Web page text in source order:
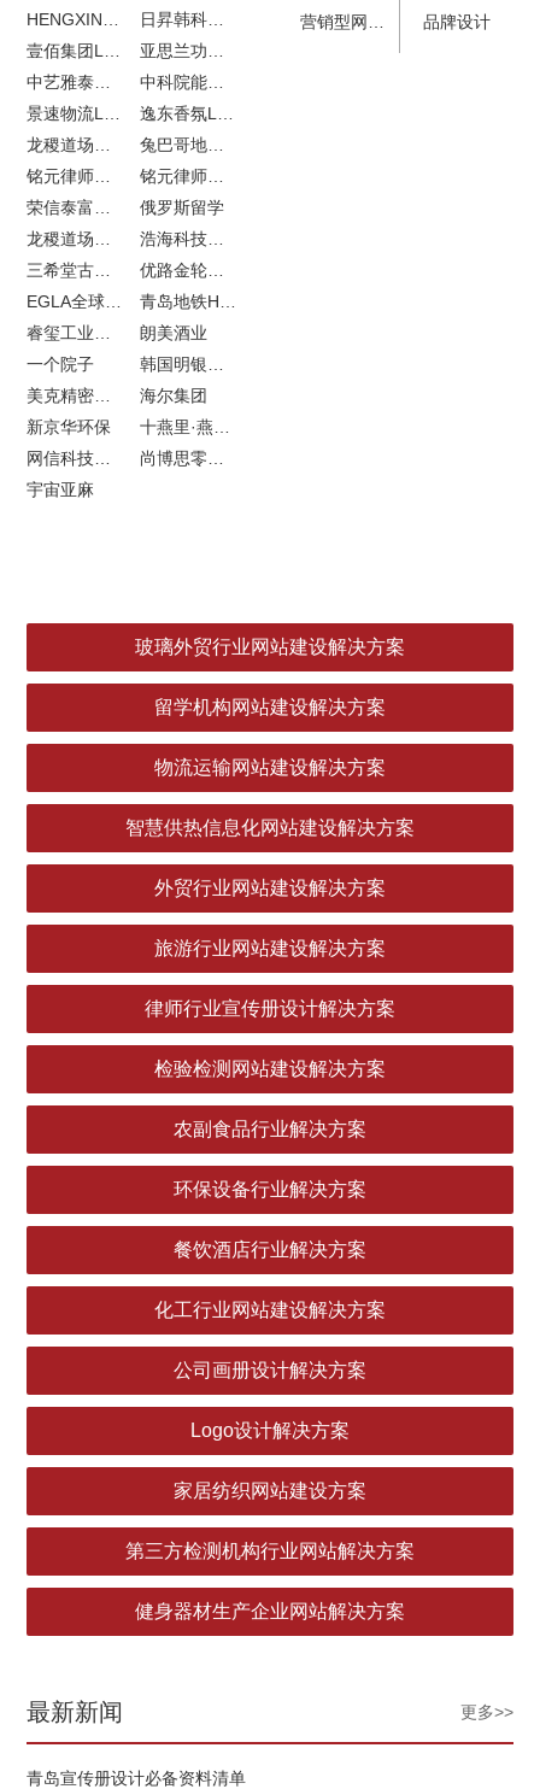
日昇韩科肥料公司LOGO设计
中科院能源所网站建设
兔巴哥地产网站建设
铭元律师事务所网站建设
俄罗斯留学
浩海科技网站建设
优路金轮胎VI设计
朗美酒业
一个院子
海尔集团
新京华环保
宇宙亚麻
品牌设计
玻璃外贸行业网站建设解决方案
留学机构网站建设解决方案
物流运输网站建设解决方案
智慧供热信息化网站建设解决方案
外贸行业网站建设解决方案
旅游行业网站建设解决方案
律师行业宣传册设计解决方案
检验检测网站建设解决方案
农副食品行业解决方案
环保设备行业解决方案
餐饮酒店行业解决方案
化工行业网站建设解决方案
公司画册设计解决方案
Logo设计解决方案
家居纺织网站建设方案
第三方检测机构行业网站解决方案
健身器材生产企业网站解决方案
最新新闻 更多>>
青岛宣传册设计必备资料清单